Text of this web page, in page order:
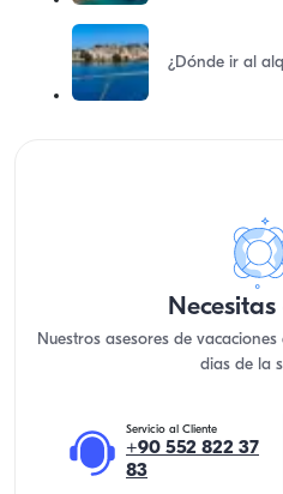
¿Dónde ir al
Nuestros asesores de
dias de la
Servicio al Cliente
+90 552 822 37
83